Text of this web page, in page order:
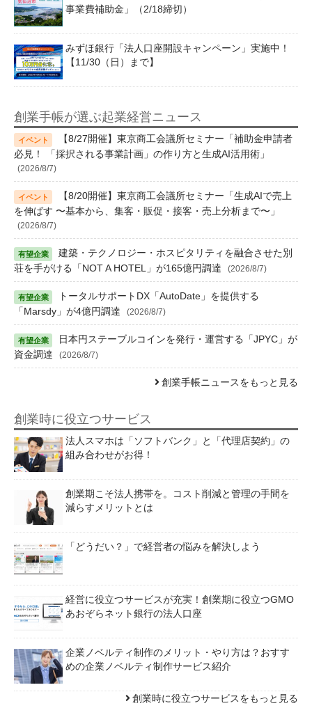
事業費補助金」（2/18締切）
みずほ銀行「法人口座開設キャンペーン」実施中！
【11/30（日）まで】
創業手帳が選ぶ起業経営ニュース
【8/27開催】東京商工会議所セミナー「補助金申請者
必見！ 「採択される事業計画」の作り方と生成AI活用術」
(2026/8/7)
【8/20開催】東京商工会議所セミナー「生成AIで売上
を伸ばす 〜基本から、集客・販促・接客・売上分析まで〜」
(2026/8/7)
建築・テクノロジー・ホスピタリティを融合させた別
荘を手がける「NOT A HOTEL」が165億円調達
(2026/8/7)
トータルサポートDX「AutoDate」を提供する
「Marsdy」が4億円調達
(2026/8/7)
日本円ステーブルコインを発行・運営する「JPYC」が
資金調達
(2026/8/7)
創業手帳ニュースをもっと見る
創業時に役立つサービス
法人スマホは「ソフトバンク」と「代理店契約」の
組み合わせがお得！
創業期こそ法人携帯を。コスト削減と管理の手間を
減らすメリットとは
「どうだい？」で経営者の悩みを解決しよう
経営に役立つサービスが充実！創業期に役立つGMO
あおぞらネット銀行の法人口座
企業ノベルティ制作のメリット・やり方は？おすす
めの企業ノベルティ制作サービス紹介
創業時に役立つサービスをもっと見る